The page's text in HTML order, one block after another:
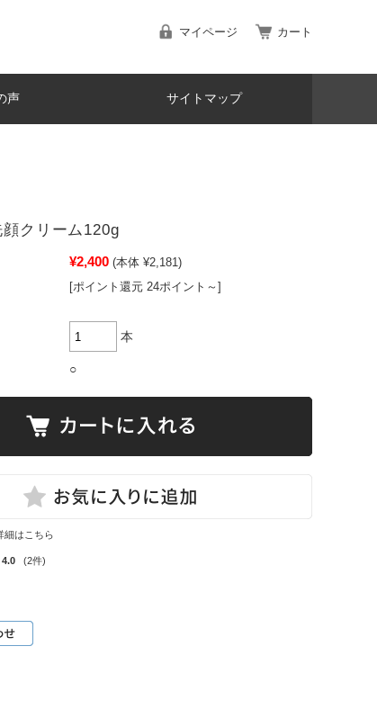
マイページ カート
声 サイトマップ
クリーム120g
¥2,400 (本体 ¥2,181)
[ポイント還元 24ポイント～]
本
○
細はこちら
4.0 (2件)